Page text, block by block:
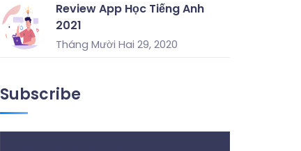
Review App Học Tiếng Anh
2021
Tháng Mười Hai 29, 2020
Subscribe